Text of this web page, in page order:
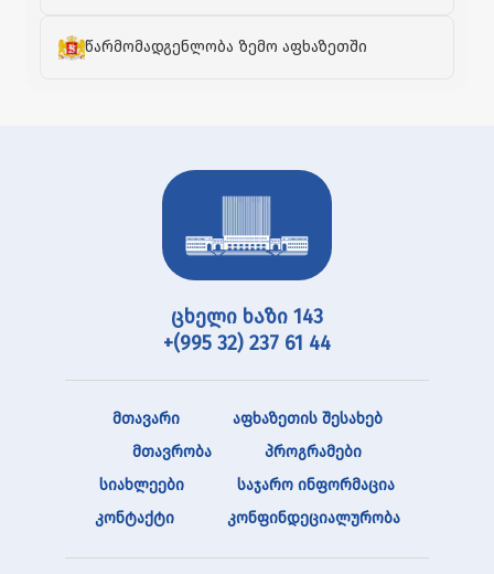
წარმომადგენლობა ზემო აფხაზეთში
ცხელი ხაზი 143
+(995 32) 237 61 44
მთავარი
აფხაზეთის შესახებ
მთავრობა
პროგრამები
სიახლეები
საჯარო ინფორმაცია
კონტაქტი
კონფინდეციალურობა